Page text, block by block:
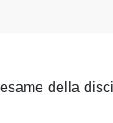
della